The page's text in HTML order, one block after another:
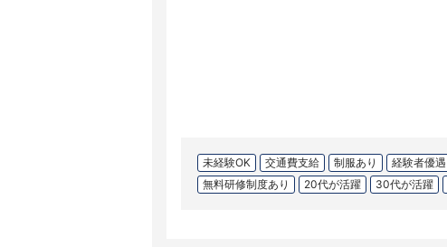
未経験OK 交通費支給 制服あり 経験者優遇
無料研修制度あり
20代が活躍 30代が活躍